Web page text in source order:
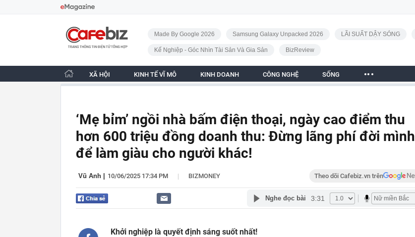
CafeBiz - Trang chủ
Made By Google 2026 Samsung Galaxy Unpacked 2026 LÃI SUẤT DẬY SÓNG
Kế Nghiệp - Góc Nhìn Tài Sản Và Gia Sản BizReview
XÃ HỘI KINH TẾ VĨ MÔ KINH DOANH CÔNG NGHỆ SỐNG
‘Mẹ bỉm’ ngồi nhà bấm điện thoại, ngày cao điểm thu
hơn 600 triệu đồng doanh thu: Đừng lãng phí đời mình
để làm giàu cho người khác!
Vũ Anh 10/06/2025 17:34 PM | BIZMONEY Theo dõi Cafebiz.vn trên
Nghe đọc bài 3:31
Khởi nghiệp là quyết định sáng suốt nhất!